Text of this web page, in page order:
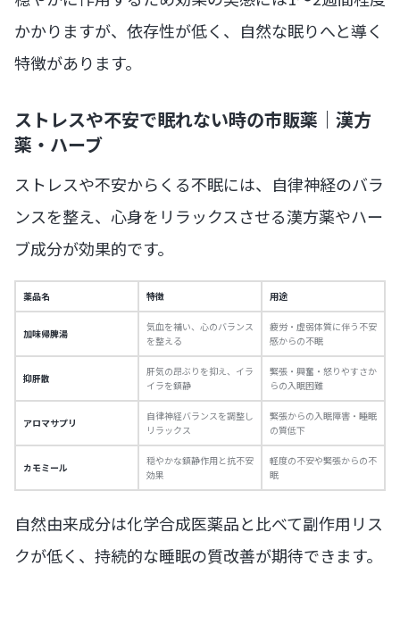
かかりますが、依存性が低く、自然な眠りへと導く
特徴があります。
ストレスや不安で眠れない時の市販薬｜漢方
薬・ハーブ
ストレスや不安からくる不眠には、自律神経のバラ
ンスを整え、心身をリラックスさせる漢方薬やハー
ブ成分が効果的です。
薬品名 特徴 用途
加味帰脾湯
気血を補い、心のバランス
を整える
疲労・虚弱体質に伴う不安
感からの不眠
抑肝散
肝気の昂ぶりを抑え、イラ
イラを鎮静
緊張・興奮・怒りやすさか
らの入眠困難
アロマサプリ
自律神経バランスを調整し
リラックス
緊張からの入眠障害・睡眠
の質低下
カモミール
穏やかな鎮静作用と抗不安
効果
軽度の不安や緊張からの不
眠
自然由来成分は化学合成医薬品と比べて副作用リス
クが低く、持続的な睡眠の質改善が期待できます。